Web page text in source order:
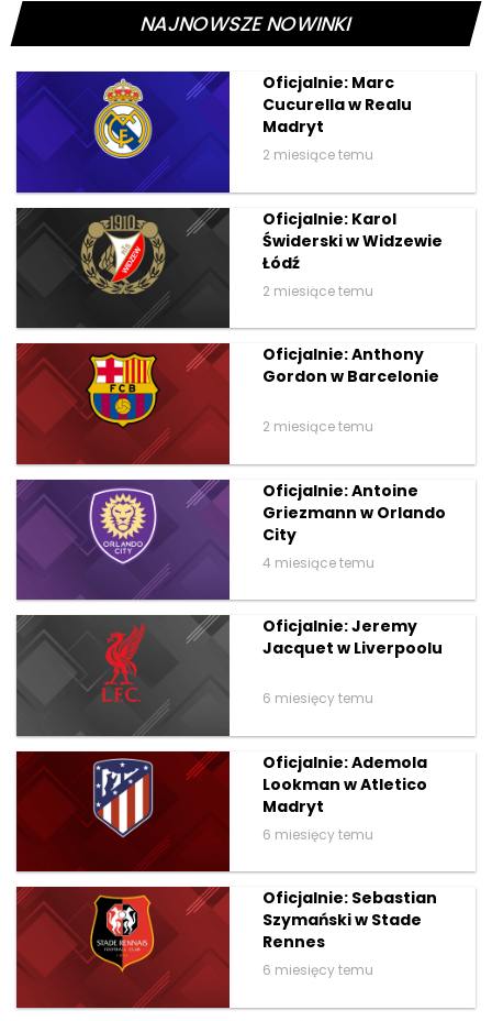
NAJNOWSZE NOWINKI
Oficjalnie: Marc
Cucurella w Realu
Madryt
2 miesiące temu
Oficjalnie: Karol
Świderski w Widzewie
Łódź
2 miesiące temu
Oficjalnie: Anthony
Gordon w Barcelonie
2 miesiące temu
Oficjalnie: Antoine
Griezmann w Orlando
City
4 miesiące temu
Oficjalnie: Jeremy
Jacquet w Liverpoolu
6 miesięcy temu
Oficjalnie: Ademola
Lookman w Atletico
Madryt
6 miesięcy temu
Oficjalnie: Sebastian
Szymański w Stade
Rennes
6 miesięcy temu